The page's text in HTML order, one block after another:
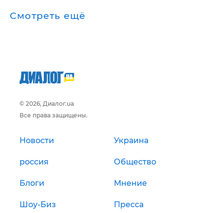
Смотреть ещё
© 2026, Диалог.ua
Все права защищены.
Новости Украина
россия Общество
Блоги Мнение
Шоу-Биз Пресса